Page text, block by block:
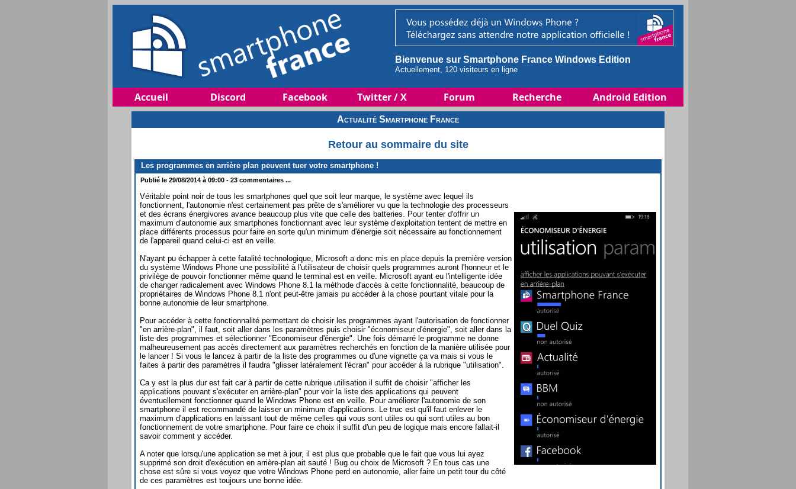
Bienvenue sur Smartphone France Windows Edition
Actuellement, 120 visiteurs en ligne
Accueil Discord Facebook Twitter / X Forum Recherche Android Edition
Actualité Smartphone France
Retour au sommaire du site
Les programmes en arrière plan peuvent tuer votre smartphone !
Publié le 29/08/2014 à 09:00 - 23 commentaires ...
Véritable point noir de tous les smartphones quel que soit leur marque, le système avec lequel ils
fonctionnent, l'autonomie n'est certainement pas prête de s'améliorer vu que la technologie des processeurs
et des écrans énergivores avance beaucoup plus vite que celle des batteries. Pour tenter d'offrir un
maximum d'autonomie aux smartphones fonctionnant avec leur système d'exploitation tentent de mettre en
place différents processus pour faire en sorte qu'un minimum d'énergie soit nécessaire au fonctionnement
de l'appareil quand celui-ci est en veille.
N'ayant pu échapper à cette fatalité technologique, Microsoft a donc mis en place depuis la première version
du système Windows Phone une possibilité à l'utilisateur de choisir quels programmes auront l'honneur et le
privilège de pouvoir fonctionner même quand le terminal est en veille. Microsoft ayant eu l'intelligente idée
de changer radicalement avec Windows Phone 8.1 la méthode d'accès à cette fonctionnalité, beaucoup de
propriétaires de Windows Phone 8.1 n'ont peut-être jamais pu accéder à la chose pourtant vitale pour la
bonne autonomie de leur smartphone.
Pour accéder à cette fonctionnalité permettant de choisir les programmes ayant l'autorisation de fonctionner
"en arrière-plan", il faut, soit aller dans les paramètres puis choisir "économiseur d'énergie", soit aller dans la
liste des programmes et sélectionner "Economiseur d'énergie". Une fois démarré le programme ne donne
malheureusement pas accès directement aux paramètres recherchés en fonction de la manière utilisée pour
le lancer ! Si vous le lancez à partir de la liste des programmes ou d'une vignette ça va mais si vous le
faites à partir des paramètres il faudra "glisser latéralement l'écran" pour accéder à la rubrique "utilisation".
Ca y est la plus dur est fait car à partir de cette rubrique utilisation il suffit de choisir "afficher les
applications pouvant s'exécuter en arrière-plan" pour voir la liste des applications qui peuvent
éventuellement fonctionner quand le Windows Phone est en veille. Pour améliorer l'autonomie de son
smartphone il est recommandé de laisser un minimum d'applications. Le truc est qu'il faut enlever le
maximum d'applications en laissant tout de même celles qui vous sont utiles ou qui sont utiles au bon
fonctionnement de votre smartphone. Pour faire ce choix il suffit d'un peu de logique mais encore fallait-il
savoir comment y accéder.
A noter que lorsqu'une application se met à jour, il est plus que probable que le fait que vous lui ayez
supprimé son droit d'exécution en arrière-plan ait sauté ! Bug ou choix de Microsoft ? En tous cas une
chose est sûre si vous voyez que votre Windows Phone perd en autonomie, aller faire un petit tour du côté
de ces paramètres est toujours une bonne idée.